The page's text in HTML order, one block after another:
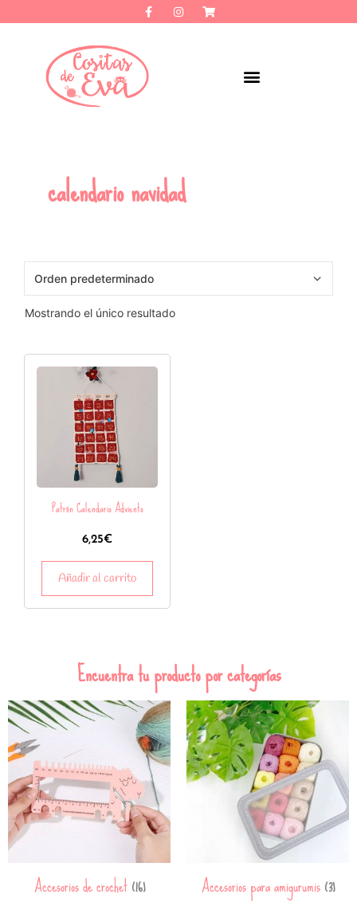
calendario navidad
Mostrando el único resultado
Patrón Calendario Adviento
6,25€
Añadir al carrito
Encuentra tu producto por categorías
Accesorios de crochet(16) Accesorios para amigurumis(3)